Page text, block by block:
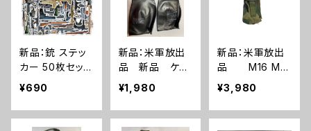
新品：銃 ステッ
カー 50枚セット
PVC 防水(A02
¥690
新品：米軍放出
品 新品 ケミ
カルグローブ
インナーグロー
ブ 2個セット(A
0232)
¥1,980
新品：米軍放出
品 M16 M4
30連マガジンポ
ーチ(A0223)
¥3,980